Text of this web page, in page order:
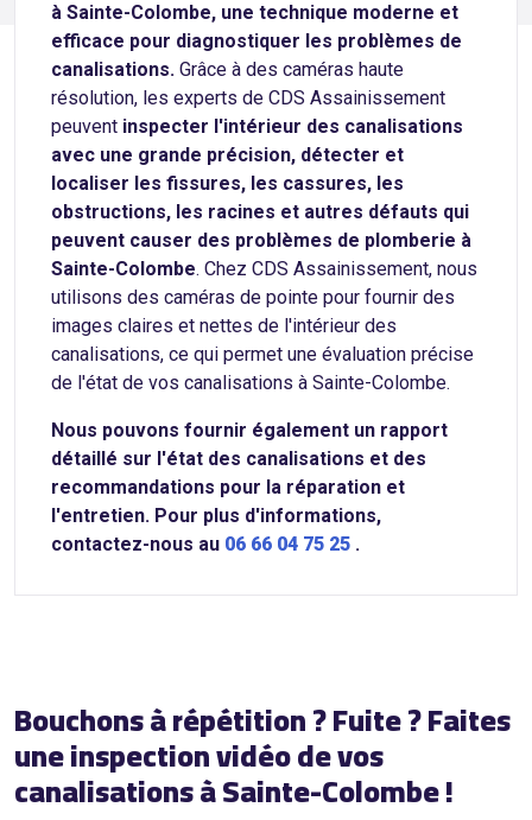
à Sainte-Colombe, une technique moderne et
efficace pour diagnostiquer les problèmes de
canalisations. Grâce à des caméras haute
résolution, les experts de CDS Assainissement
peuvent inspecter l'intérieur des canalisations
avec une grande précision, détecter et
localiser les fissures, les cassures, les
obstructions, les racines et autres défauts qui
peuvent causer des problèmes de plomberie à
Sainte-Colombe. Chez CDS Assainissement, nous
utilisons des caméras de pointe pour fournir des
images claires et nettes de l'intérieur des
canalisations, ce qui permet une évaluation précise
de l'état de vos canalisations à Sainte-Colombe.
Nous pouvons fournir également un rapport
détaillé sur l'état des canalisations et des
recommandations pour la réparation et
l'entretien. Pour plus d'informations,
contactez-nous au 06 66 04 75 25 .
Bouchons à répétition ? Fuite ? Faites
une inspection vidéo de vos
canalisations à Sainte-Colombe !